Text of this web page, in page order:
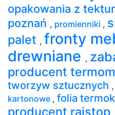
opakowania z
poznań , promienniki ,
palet , fronty
drewniane ,
producent
tworzyw sztucznych ,
kartonowe , folia
producent rajstop ,